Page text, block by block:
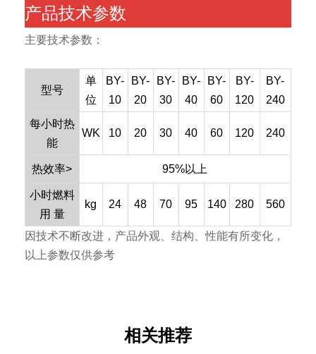
产品技术参数
主要技术参数：
型号
单
位
BY-
10
BY-
20
BY-
30
BY-
40
BY-
60
BY-
120
BY-
240
每小时热
能
WK 10 20 30 40 60 120 240
热效率> 95%以上
小时燃料
用 量
kg 24 48 70 95 140 280 560
因技术不断改进，产品外观、结构、性能有所变化，
以上参数仅供参考
相关推荐